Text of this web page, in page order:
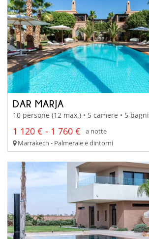
DAR MARJA
10 persone (12 max.) • 5 camere • 5 bagni
1 120 € - 1 760 €
a notte
Marrakech - Palmeraie e dintorni